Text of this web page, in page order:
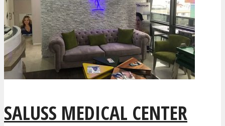
SALUSS MEDICAL CENTER